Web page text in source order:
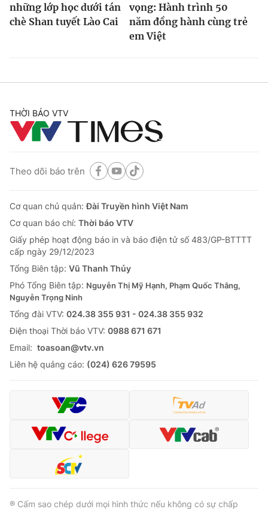
những lớp học dưới tán
chè Shan tuyết Lào Cai
vọng: Hành trình 50
năm đồng hành cùng trẻ
em Việt
THỜI BÁO VTV
Theo dõi báo trên
Cơ quan chủ quản:Đài Truyền hình Việt Nam
Cơ quan báo chí: Thời báo VTV
Giấy phép hoạt động báo in và báo điện tử số 483/GP-BTTTT
cấp ngày 29/12/2023
Tổng Biên tập: Vũ Thanh Thủy
Phó Tổng Biên tập: Nguyễn Thị Mỹ Hạnh, Phạm Quốc Thắng,
Nguyễn Trọng Ninh
Tổng đài VTV: 024.38 355 931 - 024.38 355 932
Ðiện thoại Thời báo VTV: 0988 671 671
Email: toasoan@vtv.vn
Liên hệ quảng cáo: (024) 626 79595
® Cấm sao chép dưới mọi hình thức nếu không có sự chấp